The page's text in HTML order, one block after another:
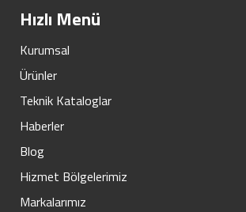
Hızlı Menü
Kurumsal
Ürünler
Teknik Kataloglar
Haberler
Blog
Hizmet Bölgelerimiz
Markalarımız